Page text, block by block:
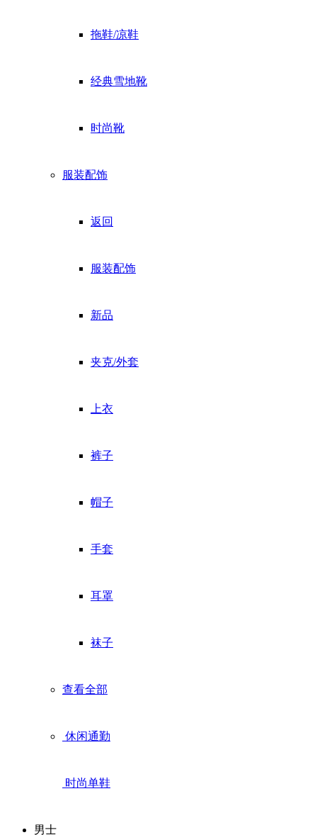
拖鞋/凉鞋
经典雪地靴
时尚靴
服装配饰
返回
服装配饰
新品
夹克/外套
上衣
裤子
帽子
手套
耳罩
袜子
查看全部
休闲通勤
时尚单鞋
男士